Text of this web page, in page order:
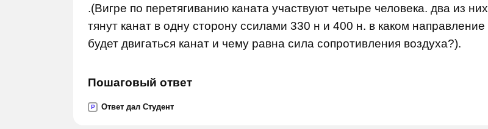
.(Вигре по перетягиванию каната участвуют четыре человека. два из них
тянут канат в одну сторону ссилами 330 н и 400 н. в каком направление
будет двигаться канат и чему равна сила сопротивления воздуха?).
Пошаговый ответ
P Ответ дал Студент